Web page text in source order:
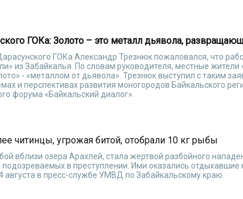
ГОКа: Золото – это металл дьявола,
ГОКа Александр Трезнюк пожаловался, что
из Забайкалья. По словам руководителя, местные
- «металлом от дьявола». Трезнюк выступил с таким
и перспективах развития моногородов Байкальского
форума «Байкальский диалог».
читинцы, угрожая битой, отобрали 10 кг рыбы
вблизи озера Арахлей, стала жертвой разбойного
в преступлении. Ими оказались отдыхавшие
августа в пресс-службе УМВД по Забайкальскому краю.